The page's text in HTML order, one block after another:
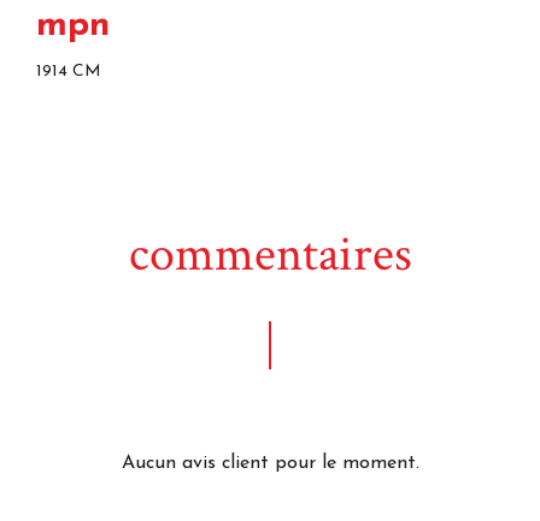
mpn
1914 CM
commentaires
Aucun avis client pour le moment.